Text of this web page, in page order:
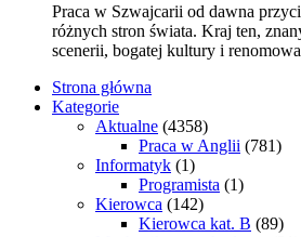
Praca w Szwajcarii od dawna
różnych stron świata. Kraj ten,
scenerii, bogatej kultury i
Strona główna
Kategorie
Aktualne (4358)
Praca w Anglii (781)
Informatyk (1)
Programista (1)
Kierowca (142)
Kierowca kat. B (89)